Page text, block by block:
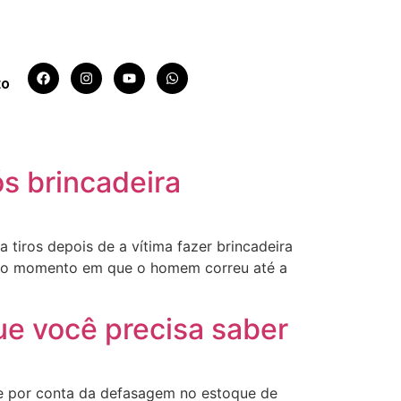
brincadeira
tiros depois de a vítima fazer brincadeira
momento em que o homem correu até a
você precisa saber
por conta da defasagem no estoque de